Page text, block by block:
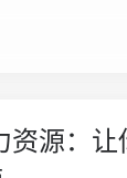
资源：